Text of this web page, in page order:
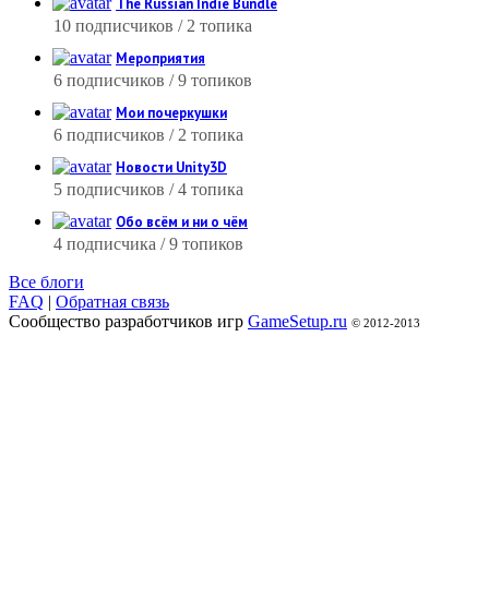
The Russian Indie Bundle
10 подписчиков / 2 топика
Мероприятия
6 подписчиков / 9 топиков
Мои почеркушки
6 подписчиков / 2 топика
Новости Unity3D
5 подписчиков / 4 топика
Обо всём и ни о чём
4 подписчика / 9 топиков
Все блоги
FAQ | Обратная связь
Сообщество разработчиков игр GameSetup.ru © 2012-2013